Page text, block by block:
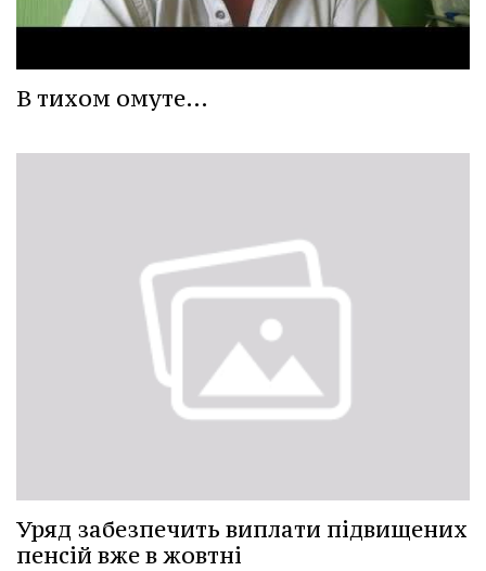
В тихом омуте…
Уряд забезпечить виплати підвищених
пенсій вже в жовтні